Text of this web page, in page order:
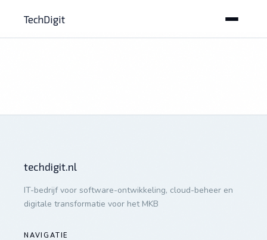
TechDigit
techdigit.nl
IT-bedrijf voor software-ontwikkeling, cloud-beheer en
digitale transformatie voor het MKB
NAVIGATIE